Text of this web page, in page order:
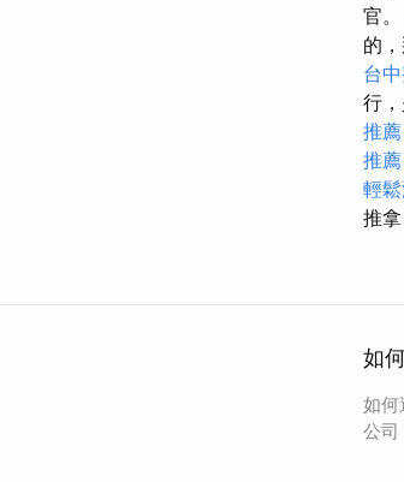
官。
的
台
行
推薦
推薦
輕
推
如
如何
公司